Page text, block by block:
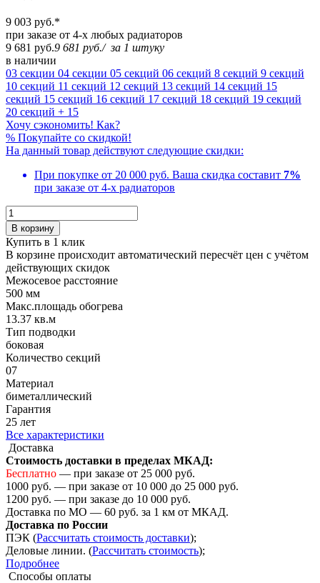
9 003 руб.*
при заказе от 4-х любых радиаторов
9 681 руб.9 681 руб./за 1 штуку
в наличии
03 секции 04 секции 05 секций 06 секций 8 секций 9 секций
10 секций 11 секций 12 секций 13 секций 14 секций 15
секций 15 секций 16 секций 17 секций 18 секций 19 секций
20 секций + 15
Хочу сэкономить! Как?
% Покупайте со скидкой!
На данный товар действуют следующие скидки:
При покупке от 20 000 руб. Ваша скидка составит 7%
при заказе от 4-х радиаторов
В корзину
Купить в 1 клик
В корзине происходит автоматический пересчёт цен с учётом
действующих скидок
Межосевое расстояние
500 мм
Макс.площадь обогрева
13.37 кв.м
Тип подводки
боковая
Количество cекций
07
Материал
биметаллический
Гарантия
25 лет
Все характеристики
Доставка
Стоимость доставки в пределах МКАД:
Бесплатно — при заказе от 25 000 руб.
1000 руб. — при заказе от 10 000 до 25 000 руб.
1200 руб. — при заказе до 10 000 руб.
Доставка по МО — 60 руб. за 1 км от МКАД.
Доставка по России
ПЭК (Рассчитать стоимость доставки);
Деловые линии. (Рассчитать стоимость);
Подробнее
Способы оплаты